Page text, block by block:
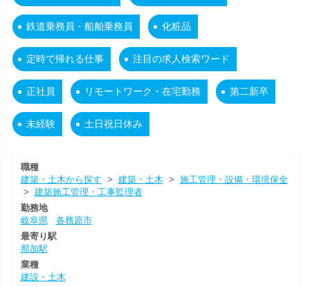
鉄道乗務員・船舶乗務員 化粧品
定時で帰れる仕事 注目の求人検索ワード
正社員 リモートワーク・在宅勤務 第二新卒
未経験 土日祝日休み
職種
建築・土木から探す > 建築・土木 > 施工管理・設備・環境保全
> 建築施工管理・工事監理者
勤務地
岐阜県
各務原市
最寄り駅
那加駅
業種
建設・土木